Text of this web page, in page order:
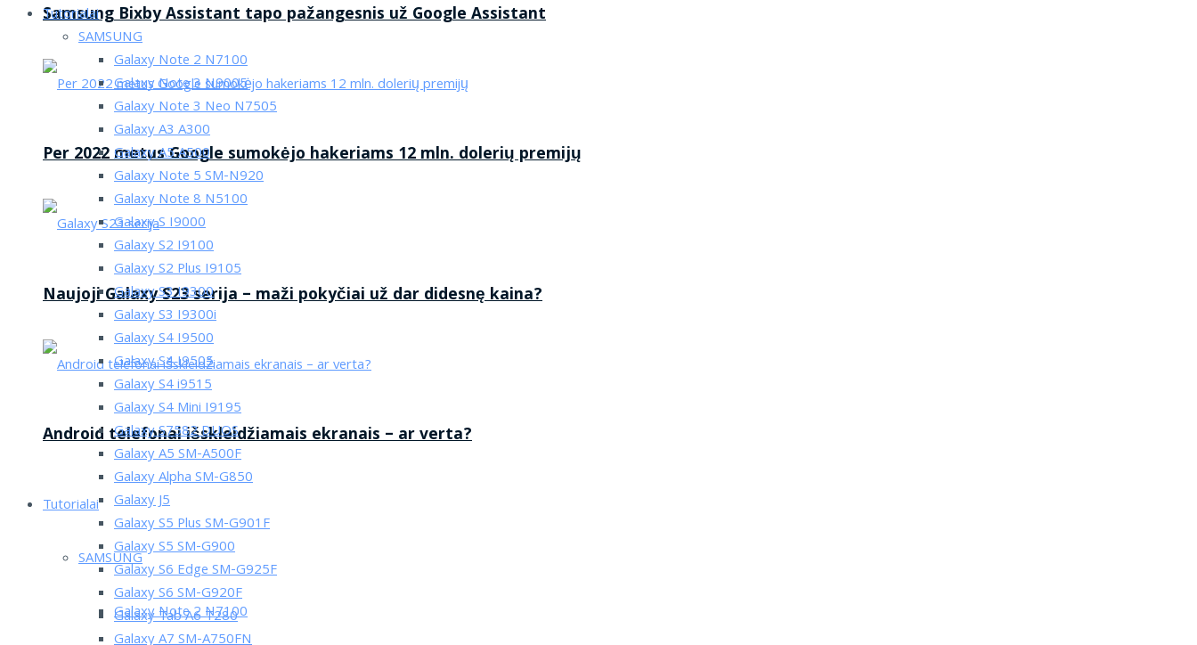
Samsung Bixby Assistant tapo pažangesnis už Google Assistant
Per 2022 metus Google sumokėjo hakeriams 12 mln. dolerių premijų
Naujoji Galaxy S23 serija – maži pokyčiai už dar didesnę kaina?
Android telefonai išskleidžiamais ekranais – ar verta?
Tutorialai
SAMSUNG
Galaxy Note 2 N7100
Tutorialai
SAMSUNG
Galaxy Note 2 N7100
Galaxy Note 3 N9005
Galaxy Note 3 Neo N7505
Galaxy A3 A300
Galaxy A5 A500
Galaxy Note 5 SM-N920
Galaxy Note 8 N5100
Galaxy S I9000
Galaxy S2 I9100
Galaxy S2 Plus I9105
Galaxy S3 I9300
Galaxy S3 I9300i
Galaxy S4 I9500
Galaxy S4 I9505
Galaxy S4 i9515
Galaxy S4 Mini I9195
Galaxy S7582 DUOS
Galaxy A5 SM-A500F
Galaxy Alpha SM-G850
Galaxy J5
Galaxy S5 Plus SM-G901F
Galaxy S5 SM-G900
Galaxy S6 Edge SM-G925F
Galaxy S6 SM-G920F
Galaxy Tab A6 T280